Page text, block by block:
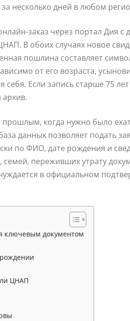
несколько дней в любом
заказ через портал Дия с
В обоих случаях новое
пошлина составляет
от его возраста,
Если запись старше 75
архив.
когда нужно было
данных позволяет подать
по ФИО, дате рождения и
переживших утрату
в официальном
ключевым документом
ЦНАП